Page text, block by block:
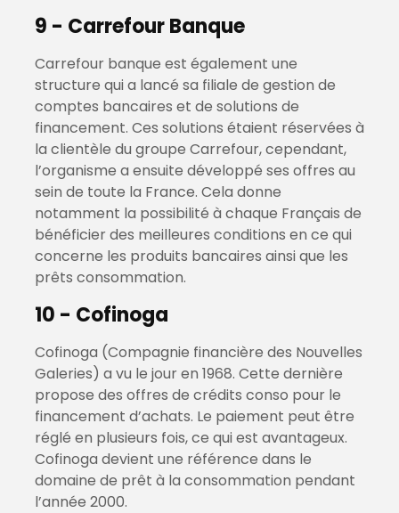
9 - Carrefour Banque
Carrefour banque est également une
structure qui a lancé sa filiale de gestion de
comptes bancaires et de solutions de
financement. Ces solutions étaient réservées à
la clientèle du groupe Carrefour, cependant,
l’organisme a ensuite développé ses offres au
sein de toute la France. Cela donne
notamment la possibilité à chaque Français de
bénéficier des meilleures conditions en ce qui
concerne les produits bancaires ainsi que les
prêts consommation.
10 - Cofinoga
Cofinoga (Compagnie financière des Nouvelles
Galeries) a vu le jour en 1968. Cette dernière
propose des offres de crédits conso pour le
financement d’achats. Le paiement peut être
réglé en plusieurs fois, ce qui est avantageux.
Cofinoga devient une référence dans le
domaine de prêt à la consommation pendant
l’année 2000.